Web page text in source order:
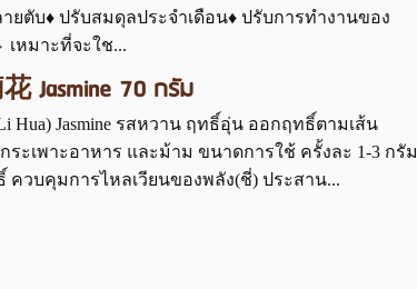
ายตับ♦ ปรับสมดุลประจำเดือน♦ ปรับการทำงานของ
เหมาะที่จะใช...
Jasmine 70 กรัม
Hua) Jasmine รสหวาน ฤทธิ์อุ่น ออกฤทธิ์ตามเส้น
ะเพาะอาหาร และม้าม ขนาดการใช้ ครั้งละ 1-3 กรัม
ควบคุมการไหลเวียนของพลัง(ชี่) ประสาน...